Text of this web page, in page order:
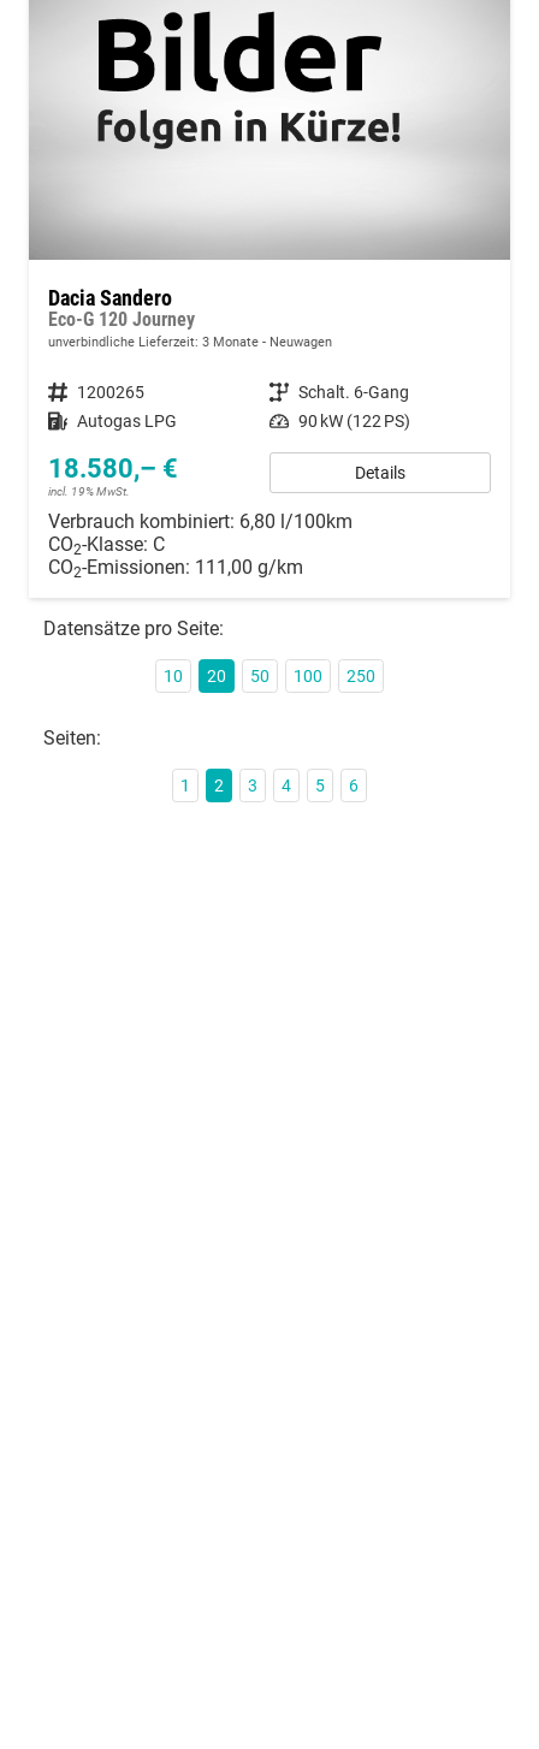
Dacia Sandero
Eco-G 120 Journey
unverbindliche Lieferzeit: 3 Monate Neuwagen
Fahrzeugnummer 1200265 Getriebe Schalt. 6-Gang
Kraftstoff Autogas LPG Leistung 90 kW (122 PS)
18.580,– €
incl. 19% MwSt.
Details
Verbrauch kombiniert: 6,80 l/100km
CO2-Klasse: C
CO2-Emissionen: 111,00 g/km
Datensätze pro Seite:
10 20 50 100 250
Seiten:
1 2 3 4 5 6